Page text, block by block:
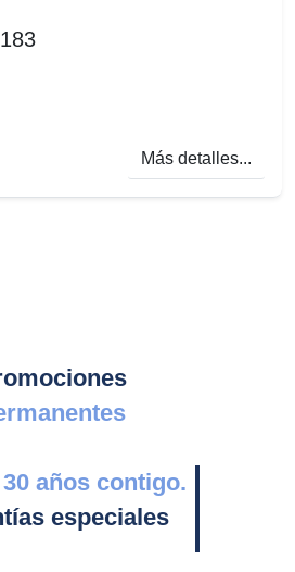
Más detalles...
años contigo.
especiales